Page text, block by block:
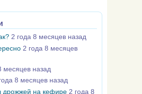
2 года 8 месяцев назад
2 года 8 месяцев
месяцев назад
8 месяцев назад
дрожжей на кефире 2 года 8